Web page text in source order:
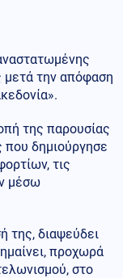
μετά την απόφαση
της παρουσίας
που δημιούργησε
τις
μέσω
της, διαψεύδει
προχωρά
στο